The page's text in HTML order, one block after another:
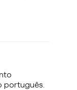
português.